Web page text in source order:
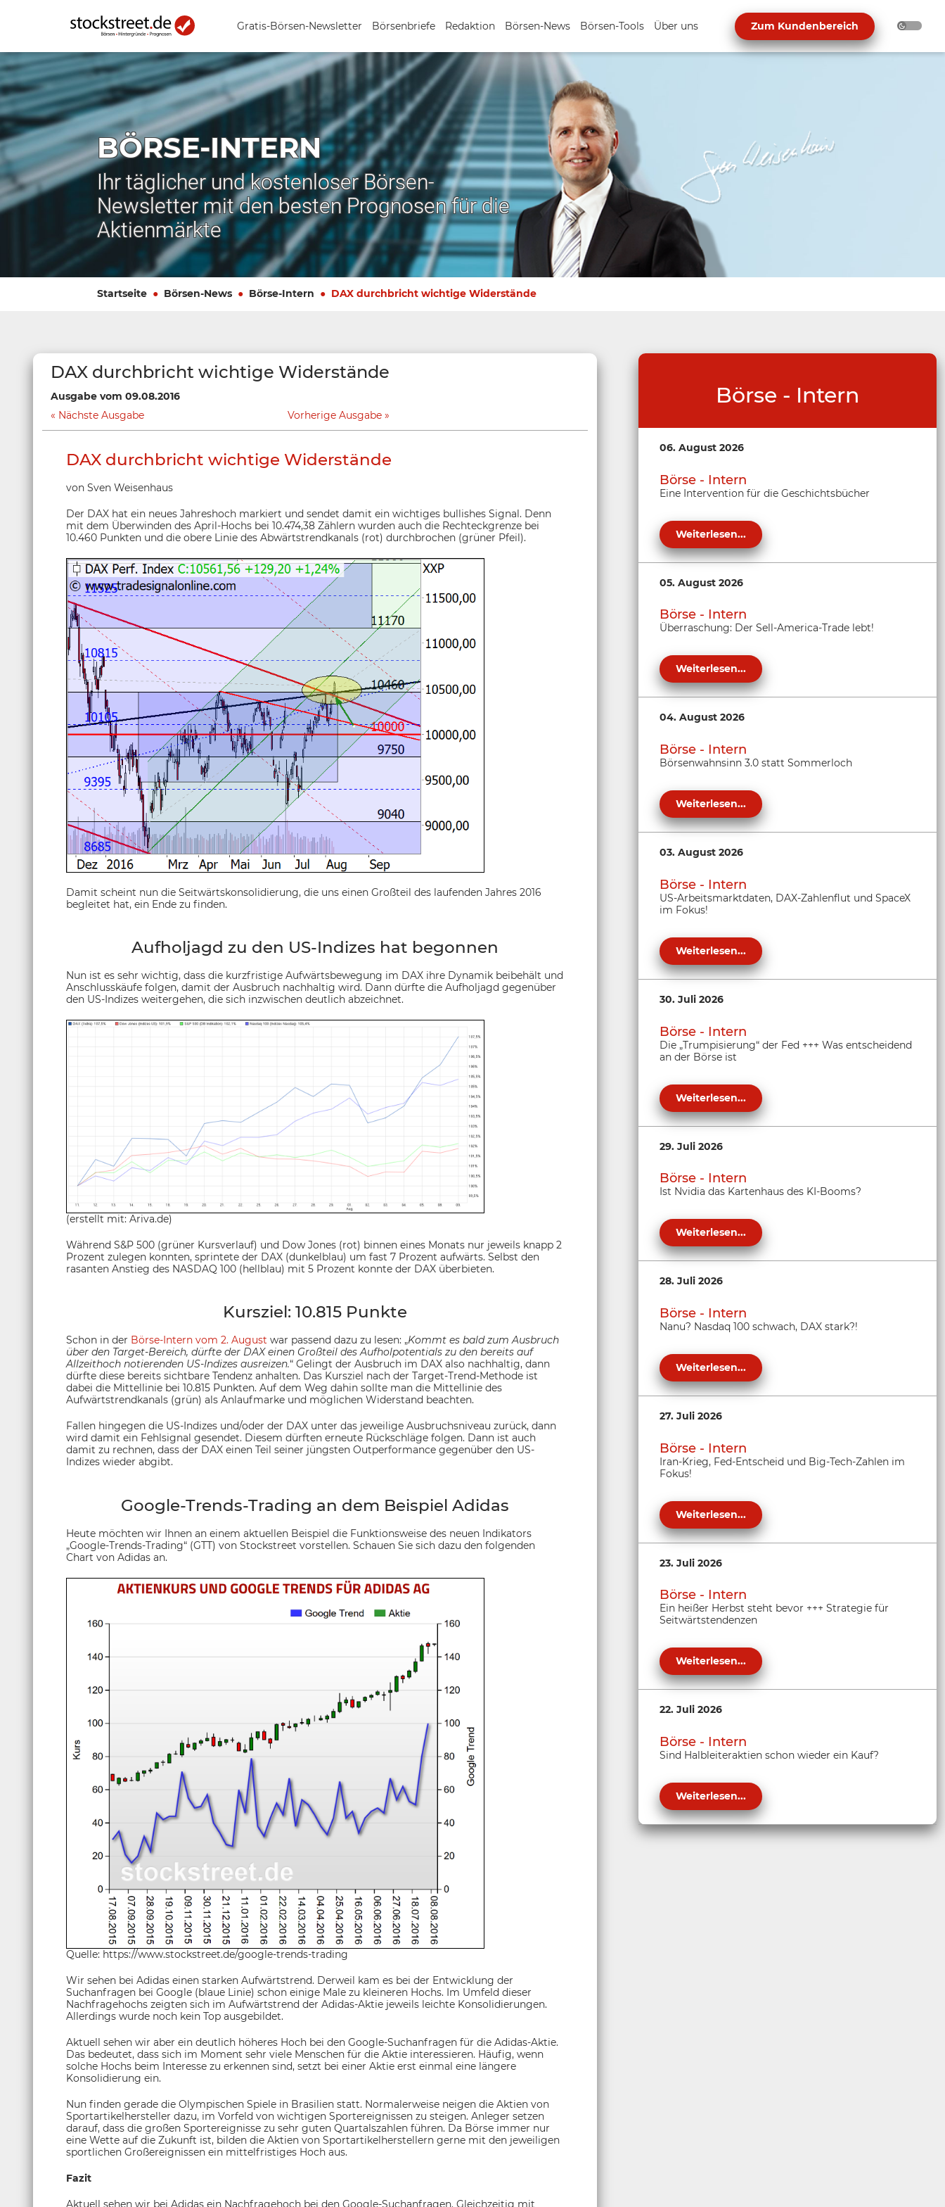
Gratis-Börsen-Newsletter Börsenbriefe Redaktion Börsen-News Börsen-Tools Über uns Zum Kundenbereich
BÖRSE-INTERN
Ihr täglicher und kostenloser Börsen-
Newsletter mit den besten Prognosen für die
Aktienmärkte
Startseite Börsen-News Börse-Intern DAX durchbricht wichtige Widerstände
DAX durchbricht wichtige Widerstände
Ausgabe vom 09.08.2016
Nächste Ausgabe
Vorherige Ausgabe
DAX durchbricht wichtige Widerstände
von Sven Weisenhaus
Der DAX hat ein neues Jahreshoch markiert und sendet damit ein wichtiges bullishes Signal. Denn
mit dem Überwinden des April-Hochs bei 10.474,38 Zählern wurden auch die Rechteckgrenze bei
10.460 Punkten und die obere Linie des Abwärtstrendkanals (rot) durchbrochen (grüner Pfeil).
Damit scheint nun die Seitwärtskonsolidierung, die uns einen Großteil des laufenden Jahres 2016
begleitet hat, ein Ende zu finden.
Aufholjagd zu den US-Indizes hat begonnen
Nun ist es sehr wichtig, dass die kurzfristige Aufwärtsbewegung im DAX ihre Dynamik beibehält und
Anschlusskäufe folgen, damit der Ausbruch nachhaltig wird. Dann dürfte die Aufholjagd gegenüber
den US-Indizes weitergehen, die sich inzwischen deutlich abzeichnet.
(erstellt mit: Ariva.de)
Während S&P 500 (grüner Kursverlauf) und Dow Jones (rot) binnen eines Monats nur jeweils knapp 2
Prozent zulegen konnten, sprintete der DAX (dunkelblau) um fast 7 Prozent aufwärts. Selbst den
rasanten Anstieg des NASDAQ 100 (hellblau) mit 5 Prozent konnte der DAX überbieten.
Kursziel: 10.815 Punkte
Schon in der Börse-Intern vom 2. August war passend dazu zu lesen: „Kommt es bald zum Ausbruch
über den Target-Bereich, dürfte der DAX einen Großteil des Aufholpotentials zu den bereits auf
Allzeithoch notierenden US-Indizes ausreizen.“ Gelingt der Ausbruch im DAX also nachhaltig, dann
dürfte diese bereits sichtbare Tendenz anhalten. Das Kursziel nach der Target-Trend-Methode ist
dabei die Mittellinie bei 10.815 Punkten. Auf dem Weg dahin sollte man die Mittellinie des
Aufwärtstrendkanals (grün) als Anlaufmarke und möglichen Widerstand beachten.
Fallen hingegen die US-Indizes und/oder der DAX unter das jeweilige Ausbruchsniveau zurück, dann
wird damit ein Fehlsignal gesendet. Diesem dürften erneute Rückschläge folgen. Dann ist auch
damit zu rechnen, dass der DAX einen Teil seiner jüngsten Outperformance gegenüber den US-
Indizes wieder abgibt.
Google-Trends-Trading an dem Beispiel Adidas
Heute möchten wir Ihnen an einem aktuellen Beispiel die Funktionsweise des neuen Indikators
„Google-Trends-Trading“ (GTT) von Stockstreet vorstellen. Schauen Sie sich dazu den folgenden
Chart von Adidas an.
Quelle: https://www.stockstreet.de/google-trends-trading
Wir sehen bei Adidas einen starken Aufwärtstrend. Derweil kam es bei der Entwicklung der
Suchanfragen bei Google (blaue Linie) schon einige Male zu kleineren Hochs. Im Umfeld dieser
Nachfragehochs zeigten sich im Aufwärtstrend der Adidas-Aktie jeweils leichte Konsolidierungen.
Allerdings wurde noch kein Top ausgebildet.
Aktuell sehen wir aber ein deutlich höheres Hoch bei den Google-Suchanfragen für die Adidas-Aktie.
Das bedeutet, dass sich im Moment sehr viele Menschen für die Aktie interessieren. Häufig, wenn
solche Hochs beim Interesse zu erkennen sind, setzt bei einer Aktie erst einmal eine längere
Konsolidierung ein.
Nun finden gerade die Olympischen Spiele in Brasilien statt. Normalerweise neigen die Aktien von
Sportartikelhersteller dazu, im Vorfeld von wichtigen Sportereignissen zu steigen. Anleger setzen
darauf, dass die großen Sportereignisse zu sehr guten Quartalszahlen führen. Da Börse immer nur
eine Wette auf die Zukunft ist, bilden die Aktien von Sportartikelherstellern gerne mit den jeweiligen
sportlichen Großereignissen ein mittelfristiges Hoch aus.
Fazit
Aktuell sehen wir bei Adidas ein Nachfragehoch bei den Google-Suchanfragen. Gleichzeitig mit
Börse - Intern
06. August 2026
Börse - Intern
Eine Intervention für die Geschichtsbücher
Weiterlesen...
05. August 2026
Börse - Intern
Überraschung: Der Sell-America-Trade lebt!
Weiterlesen...
04. August 2026
Börse - Intern
Börsenwahnsinn 3.0 statt Sommerloch
Weiterlesen...
03. August 2026
Börse - Intern
US-Arbeitsmarktdaten, DAX-Zahlenflut und SpaceX
im Fokus!
Weiterlesen...
30. Juli 2026
Börse - Intern
Die „Trumpisierung“ der Fed +++ Was entscheidend
an der Börse ist
Weiterlesen...
29. Juli 2026
Börse - Intern
Ist Nvidia das Kartenhaus des KI-Booms?
Weiterlesen...
28. Juli 2026
Börse - Intern
Nanu? Nasdaq 100 schwach, DAX stark?!
Weiterlesen...
27. Juli 2026
Börse - Intern
Iran-Krieg, Fed-Entscheid und Big-Tech-Zahlen im
Fokus!
Weiterlesen...
23. Juli 2026
Börse - Intern
Ein heißer Herbst steht bevor +++ Strategie für
Seitwärtstendenzen
Weiterlesen...
22. Juli 2026
Börse - Intern
Sind Halbleiteraktien schon wieder ein Kauf?
Weiterlesen...